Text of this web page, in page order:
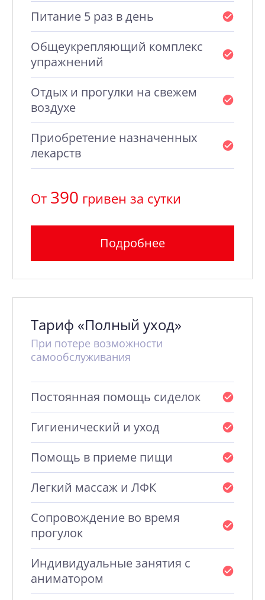
Питание 5 раз в день
Общеукрепляющий комплекс
упражнений
Отдых и прогулки на свежем
воздухе
Приобретение назначенных
лекарств
Подробнее
От 390 гривен за сутки
Тариф «Полный уход»
При потере возможности
самообслуживания
Постоянная помощь сиделок
Гигиенический и уход
Помощь в приеме пищи
Легкий массаж и ЛФК
Сопровождение во время
прогулок
Индивидуальные занятия с
аниматором